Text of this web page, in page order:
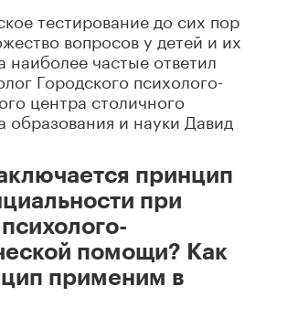
тестирование до сих пор
вопросов у детей и их
наиболее частые ответил
Городского психолого-
центра столичного
образования и науки Давид
принцип
при
помощи? Как
применим в